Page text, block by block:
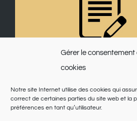
Gérer le consentement
cookies
Notre site Internet utilise des cookies qui
correct de certaines parties du site web et la
préférences en tant qu’utilisateur.